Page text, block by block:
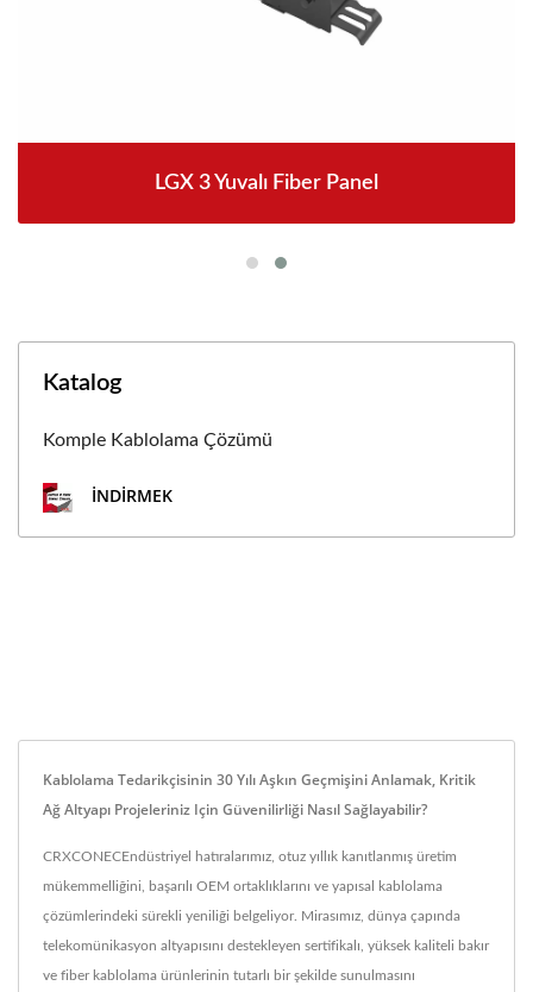
LGX 3 Yuvalı Fiber Panel
Katalog
Komple Kablolama Çözümü
İNDIRMEK
Kablolama Tedarikçisinin 30 Yılı Aşkın Geçmişini Anlamak, Kritik
Ağ Altyapı Projeleriniz Için Güvenilirliği Nasıl Sağlayabilir?
CRXCONECEndüstriyel hatıralarımız, otuz yıllık kanıtlanmış üretim
mükemmelliğini, başarılı OEM ortaklıklarını ve yapısal kablolama
çözümlerindeki sürekli yeniliği belgeliyor. Mirasımız, dünya çapında
telekomünikasyon altyapısını destekleyen sertifikalı, yüksek kaliteli bakır
ve fiber kablolama ürünlerinin tutarlı bir şekilde sunulmasını